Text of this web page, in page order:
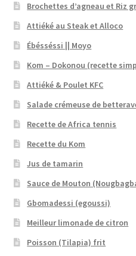
Brochettes d’agneau et Riz
Attiéké au Steak et Alloco
Ébésséssi || Moyo
Kom – Dokonou (recette
Attiéké & Poulet KFC
Salade crémeuse de
Recette de Africa tennis
Recette du Kom
Jus de tamarin
Sauce de Mouton
Gbomadessi (egoussi)
Meilleur limonade de citron
Poisson (Tilapia) frit